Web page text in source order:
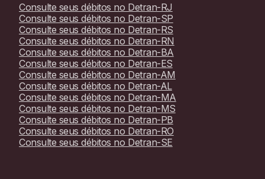
Consulte seus débitos no Detran-RJ
Consulte seus débitos no Detran-SP
Consulte seus débitos no Detran-RS
Consulte seus débitos no Detran-RN
Consulte seus débitos no Detran-BA
Consulte seus débitos no Detran-ES
Consulte seus débitos no Detran-AM
Consulte seus débitos no Detran-AL
Consulte seus débitos no Detran-MA
Consulte seus débitos no Detran-MS
Consulte seus débitos no Detran-PB
Consulte seus débitos no Detran-RO
Consulte seus débitos no Detran-SE